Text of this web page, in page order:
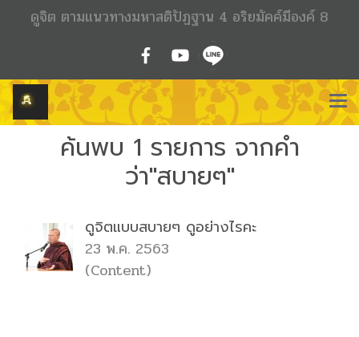
ดูจิต ตามแนวทางมหาสติปัฏฐาน 4 อริยมัคค์มีองค์ 8
ค้นพบ 1 รายการ จากคำ
ว่า"สบายๆ"
ดูจิตแบบสบายๆ ดูอย่างไรคะ
23 พ.ค. 2563
(Content)